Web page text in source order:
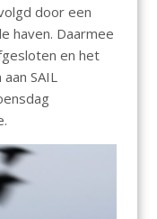
door een
haven. Daarmee
en het
SAIL